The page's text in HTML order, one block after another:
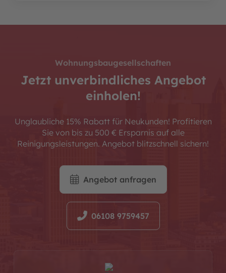
Wohnungsbaugesellschaften
Jetzt unverbindliches Angebot
einholen!
Unglaubliche 15% Rabatt für Neukunden! Profitieren
Sie von bis zu 500 € Ersparnis auf alle
Reinigungsleistungen. Angebot blitzschnell sichern!
Angebot anfragen
06108 9759457